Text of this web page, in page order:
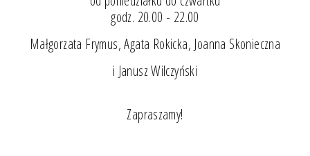
godz. 20.00 - 22.00
Małgorzata Frymus, Agata Rokicka, Joanna Skonieczna
i Janusz Wilczyński
Zapraszamy!